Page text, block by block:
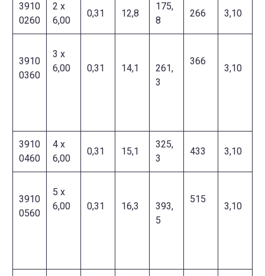
3910
0260
2 x
6,00
0,31 12,8
175,
8
266 3,10
3910
0360
3 x
6,00
0,31 14,1
261,
3
366
3,10
3910
0460
4 x
6,00
0,31 15,1
325,
3
433 3,10
3910
0560
5 x
6,00
0,31 16,3
393,
5
515
3,10